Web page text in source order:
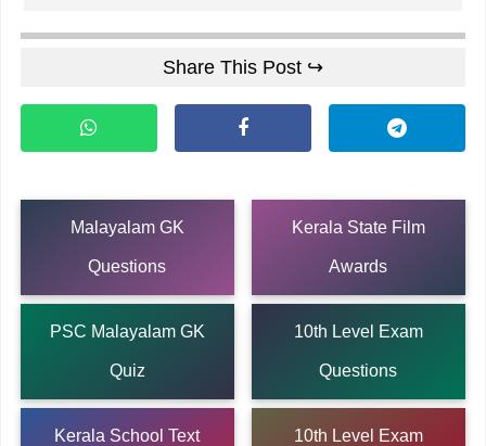
Share This Post ↪
Malayalam GK
Questions
Kerala State Film
Awards
PSC Malayalam GK
Quiz
10th Level Exam
Questions
Kerala School Text 10th Level Exam